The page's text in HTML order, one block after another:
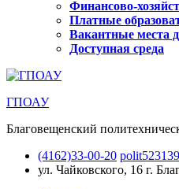
Финансово-
Платные
Вакантные места
Доступная среда
ГПОАУ
Благовещенский
(4162)33-00-20
ул. Чайковского, 16 г.